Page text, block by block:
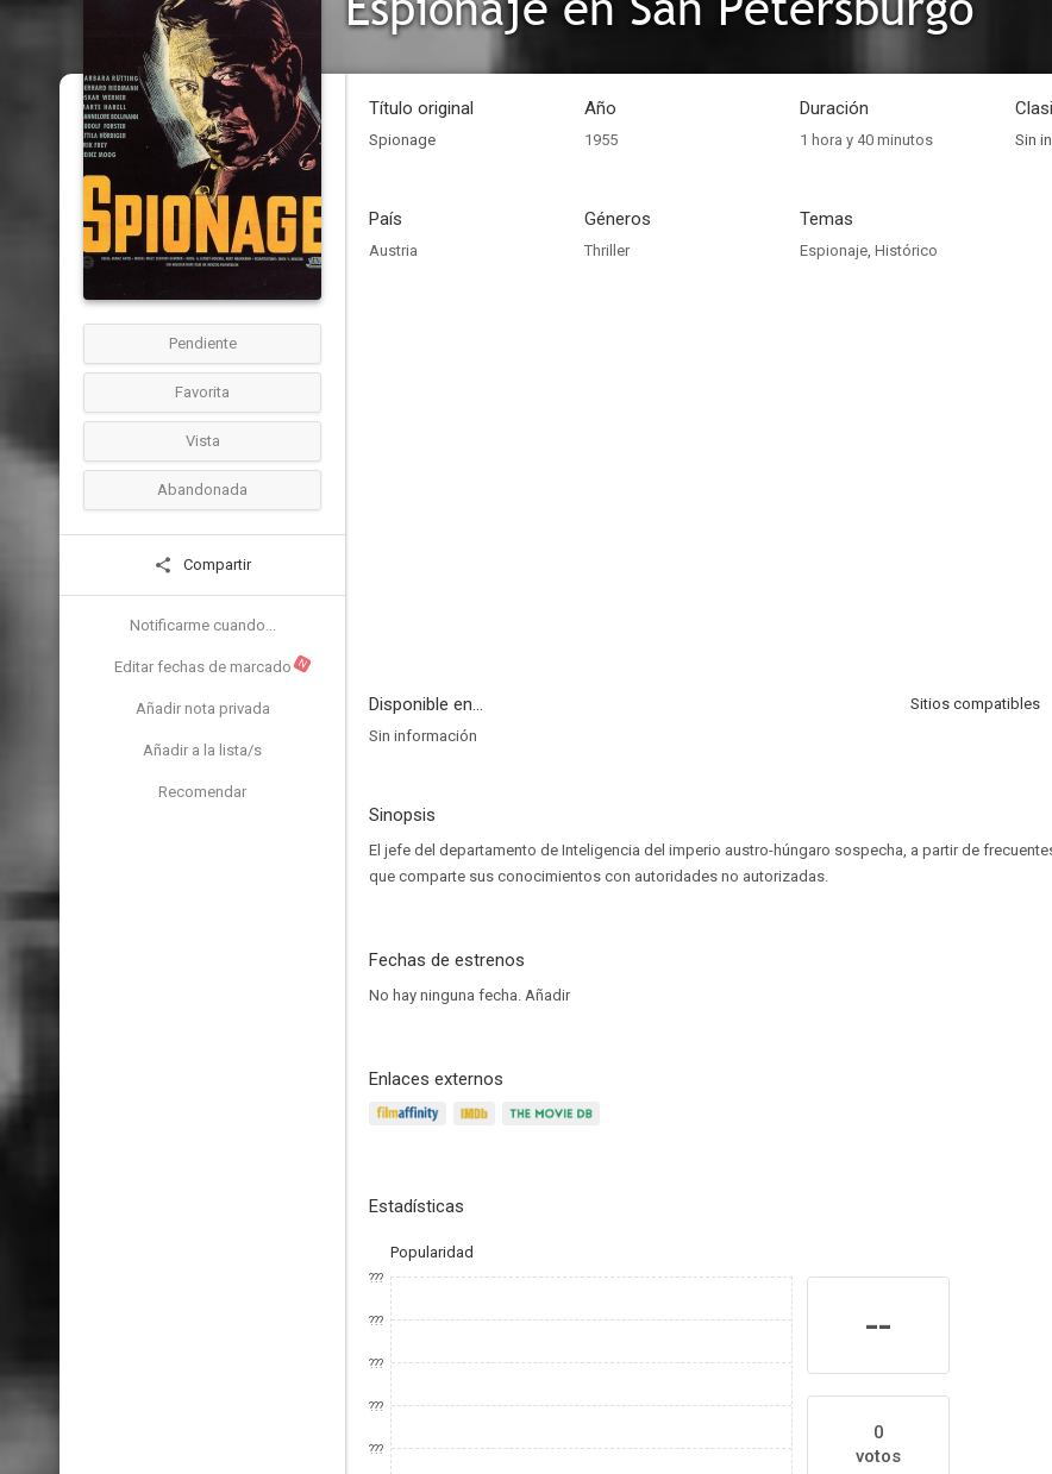
Pendiente
Favorita
Vista
Abandonada
Compartir
Notificarme cuando...
Editar fechas de marcado N
Añadir nota privada
Añadir a la lista/s
Recomendar
Título original
Spionage
Año
1955
Duración
1 hora y 40 minutos Sin
País
Austria
Géneros
Thriller
Temas
Espionaje, Histórico
Disponible en...
Sitios compatibles
Sin información
Sinopsis
El jefe del departamento de Inteligencia del imperio austro-húngaro sospecha, a partir de
que comparte sus conocimientos con autoridades no autorizadas.
Fechas de estrenos
No hay ninguna fecha. Añadir
Enlaces externos
Estadísticas
Popularidad
???
???
???
???
???
--
0
votos